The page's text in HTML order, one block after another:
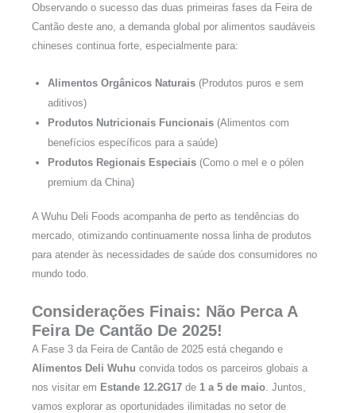
Observando o sucesso das duas primeiras fases da Feira de
Cantão deste ano, a demanda global por alimentos saudáveis
chineses continua forte, especialmente para:
Alimentos Orgânicos Naturais (Produtos puros e sem
aditivos)
Produtos Nutricionais Funcionais (Alimentos com
benefícios específicos para a saúde)
Produtos Regionais Especiais (Como o mel e o pólen
premium da China)
A Wuhu Deli Foods acompanha de perto as tendências do
mercado, otimizando continuamente nossa linha de produtos
para atender às necessidades de saúde dos consumidores no
mundo todo.
Considerações Finais: Não Perca A
Feira De Cantão De 2025!
A Fase 3 da Feira de Cantão de 2025 está chegando e
Alimentos Deli Wuhu convida todos os parceiros globais a
nos visitar em Estande 12.2G17 de 1 a 5 de maio . Juntos,
vamos explorar as oportunidades ilimitadas no setor de